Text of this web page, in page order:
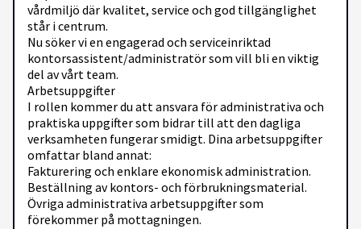
vårdmiljö där kvalitet, service och god tillgänglighet
står i centrum.
Nu söker vi en engagerad och serviceinriktad
kontorsassistent/administratör som vill bli en viktig
del av vårt team.
Arbetsuppgifter
I rollen kommer du att ansvara för administrativa och
praktiska uppgifter som bidrar till att den dagliga
verksamheten fungerar smidigt. Dina arbetsuppgifter
omfattar bland annat:
Fakturering och enklare ekonomisk administration.
Beställning av kontors- och förbrukningsmaterial.
Övriga administrativa arbetsuppgifter som
förekommer på mottagningen.